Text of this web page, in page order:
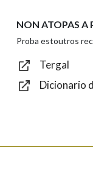
Texto de
NON ATOPAS A
Proba estoutros
Tergal
Dicionario